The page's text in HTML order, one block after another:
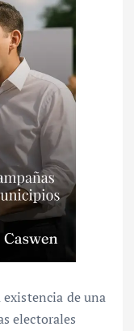
de una
electorales